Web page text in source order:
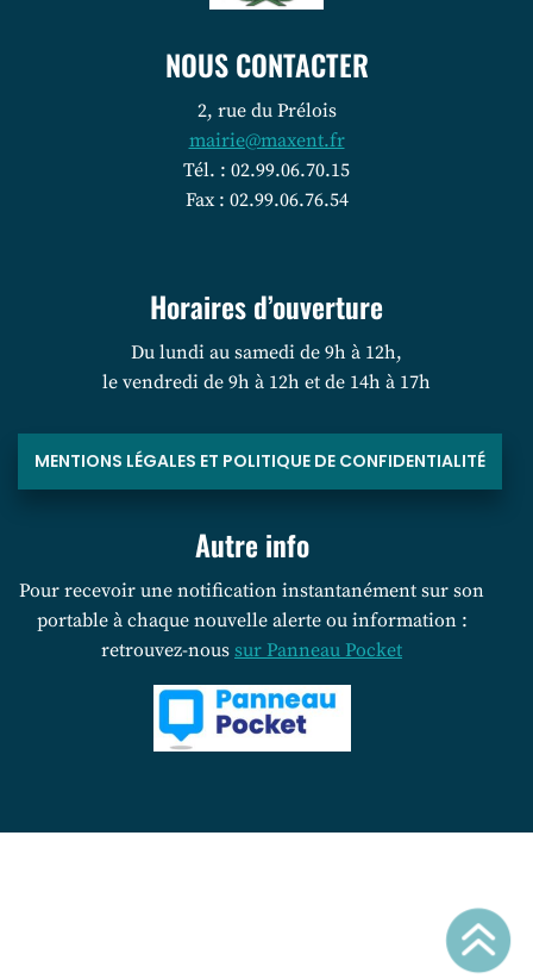
NOUS CONTACTER
2, rue du Prélois
mairie@maxent.fr
Tél. : 02.99.06.70.15
Fax : 02.99.06.76.54
Horaires d’ouverture
Du lundi au samedi de 9h à 12h,
le vendredi de 9h à 12h et de 14h à 17h
MENTIONS LÉGALES ET POLITIQUE DE CONFIDENTIALITÉ
Autre info
Pour recevoir une notification instantanément sur son
portable à chaque nouvelle alerte ou information :
retrouvez-nous sur Panneau Pocket
